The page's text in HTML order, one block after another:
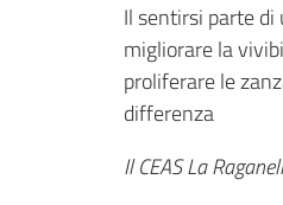
Il sentirsi parte
migliorare la
proliferare le
differenza
Il CEAS La